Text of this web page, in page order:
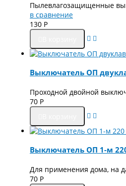
Пылевлагозащищенные
в сравнение
130 Р
Выключатель ОП
Проходной двойной
70 Р
Выключатель ОП 1-м
Для применения дома, на
70 Р